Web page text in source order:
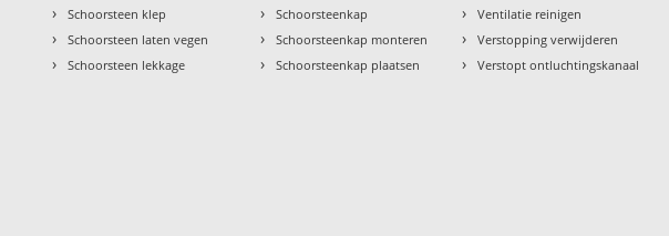
› Schoorsteen klep
› Schoorsteen laten vegen
› Schoorsteen lekkage
› Schoorsteenkap
› Schoorsteenkap monteren
› Schoorsteenkap plaatsen
› Ventilatie reinigen
› Verstopping verwijderen
› Verstopt ontluchtingskanaal